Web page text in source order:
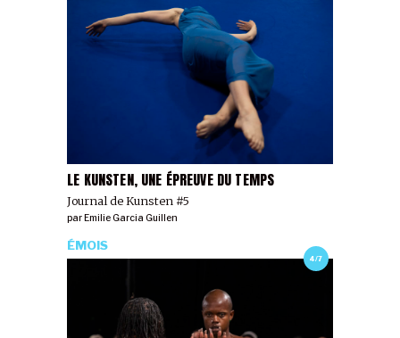
LE KUNSTEN, UNE ÉPREUVE DU TEMPS
Journal de Kunsten #5
par Emilie Garcia Guillen
4/7
ÉMOIS